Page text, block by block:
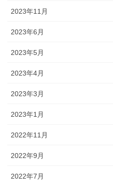
2023年11月
2023年6月
2023年5月
2023年4月
2023年3月
2023年1月
2022年11月
2022年9月
2022年7月